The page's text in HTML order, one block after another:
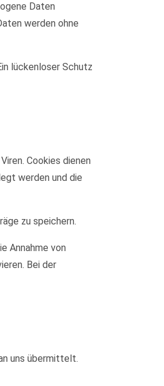
Daten
werden ohne
lückenloser Schutz
Cookies dienen
werden und die
zu speichern.
Annahme von
Bei der
uns übermittelt.